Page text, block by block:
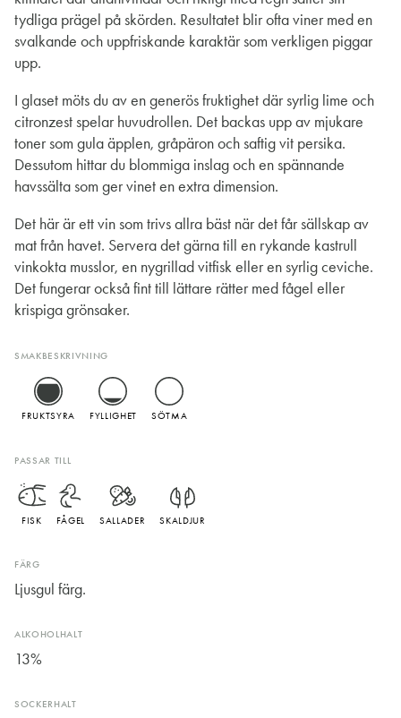
tydliga prägel på skörden. Resultatet blir ofta viner med en
svalkande och uppfriskande karaktär som verkligen piggar
upp.
I glaset möts du av en generös fruktighet där syrlig lime och
citronzest spelar huvudrollen. Det backas upp av mjukare
toner som gula äpplen, gråpäron och saftig vit persika.
Dessutom hittar du blommiga inslag och en spännande
havssälta som ger vinet en extra dimension.
Det här är ett vin som trivs allra bäst när det får sällskap av
mat från havet. Servera det gärna till en rykande kastrull
vinkokta musslor, en nygrillad vitfisk eller en syrlig ceviche.
Det fungerar också fint till lättare rätter med fågel eller
krispiga grönsaker.
SMAKBESKRIVNING
FRUKTSYRA FYLLIGHET SÖTMA
PASSAR TILL
FISK FÅGEL SALLADER SKALDJUR
FÄRG
Ljusgul färg.
ALKOHOLHALT
13%
SOCKERHALT